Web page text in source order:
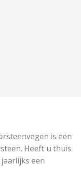
is een
Heeft u thuis
een